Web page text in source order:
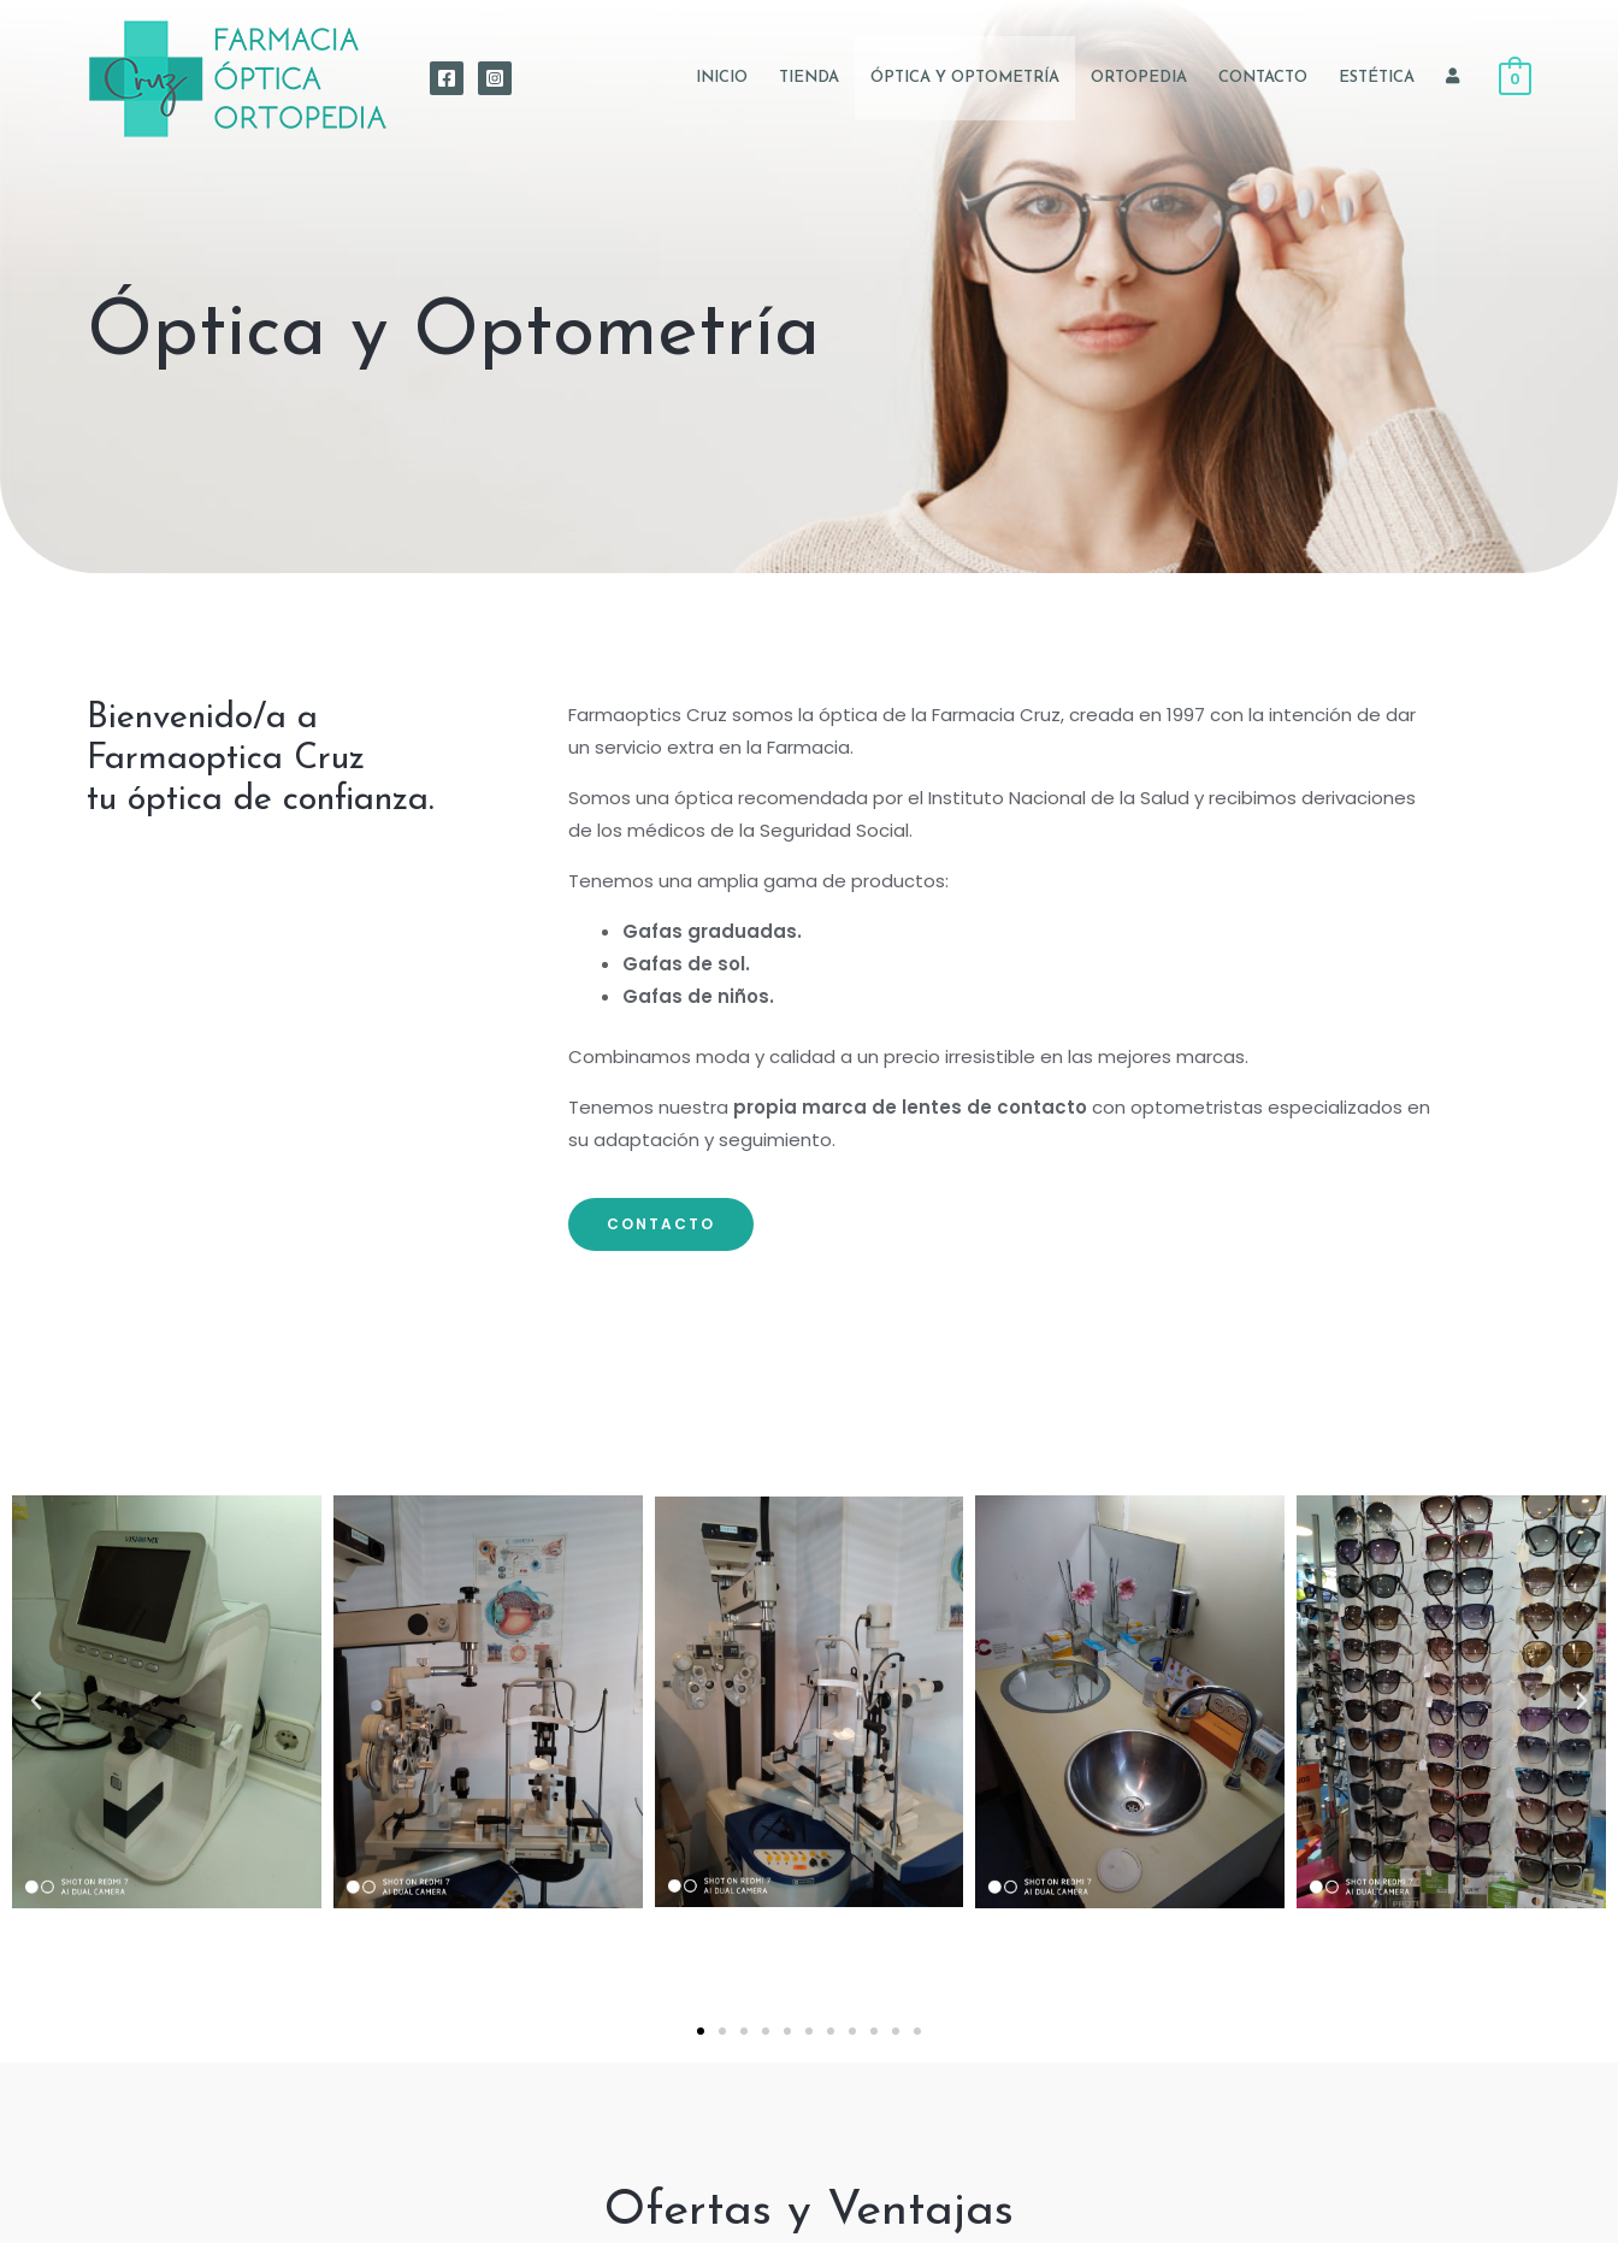
INICIO TIENDA ÓPTICA Y OPTOMETRÍA ORTOPEDIA CONTACTO ESTÉTICA 0
Óptica y Optometría
Bienvenido/a a
Farmaoptica Cruz
tu óptica de confianza.
Farmaoptics Cruz somos la óptica de la Farmacia Cruz, creada en 1997 con la intención de dar
un servicio extra en la Farmacia.
Somos una óptica recomendada por el Instituto Nacional de la Salud y recibimos derivaciones
de los médicos de la Seguridad Social.
Tenemos una amplia gama de productos:
Gafas graduadas.
Gafas de sol.
Gafas de niños.
Combinamos moda y calidad a un precio irresistible en las mejores marcas.
Tenemos nuestra propia marca de lentes de contacto con optometristas especializados en
su adaptación y seguimiento.
CONTACTO
Ofertas y Ventajas